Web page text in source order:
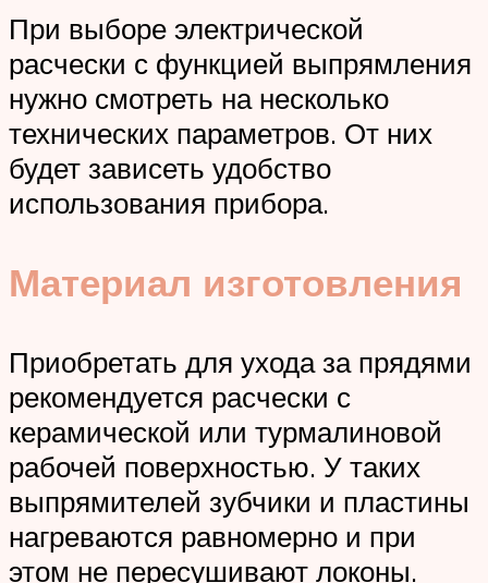
При выборе электрической
расчески с функцией выпрямления
нужно смотреть на несколько
технических параметров. От них
будет зависеть удобство
использования прибора.
Материал изготовления
Приобретать для ухода за прядями
рекомендуется расчески с
керамической или турмалиновой
рабочей поверхностью. У таких
выпрямителей зубчики и пластины
нагреваются равномерно и при
этом не пересушивают локоны.